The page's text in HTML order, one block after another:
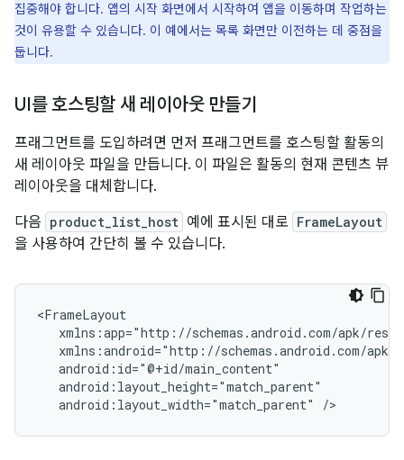
집중해야 합니다. 앱의 시작 화면에서 시작하여 앱을 이동하며 작업하는
것이 유용할 수 있습니다. 이 예에서는 목록 화면만 이전하는 데 중점을
둡니다.
UI를 호스팅할 새 레이아웃 만들기
프래그먼트를 도입하려면 먼저 프래그먼트를 호스팅할 활동의
새 레이아웃 파일을 만듭니다. 이 파일은 활동의 현재 콘텐츠 뷰
레이아웃을 대체합니다.
다음 product_list_host 예에 표시된 대로 FrameLayout
을 사용하여 간단히 볼 수 있습니다.
android:layout_width="match_parent"